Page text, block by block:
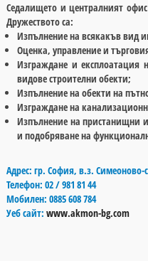
Седалището и централният
Дружеството са:
Изпълнение на всякакъв вид
Оценка, управление и
Изграждане и
видове строителни обекти;
Изпълнение на обекти на
Изграждане на
Изпълнение на пристанищни
и подобряване на
Адрес: гр. София, в.з. Симеоново-
Телефон: 02 / 981 81 44
Мобилен: 0885 608 784
Уеб сайт:www.akmon-bg.com